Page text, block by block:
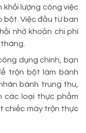
khối lượng công việc
bột. Việc đầu tư ban
nhờ khoản chi phí
dụng chính, bạn
trộn bột làm bánh
bánh trung thu,
các loại thực phẩm
chiếc máy trộn thực